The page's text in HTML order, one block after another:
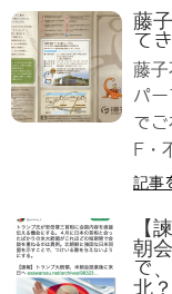
藤
て
藤子
パ
で
F・
記事
【
朝
で
北？